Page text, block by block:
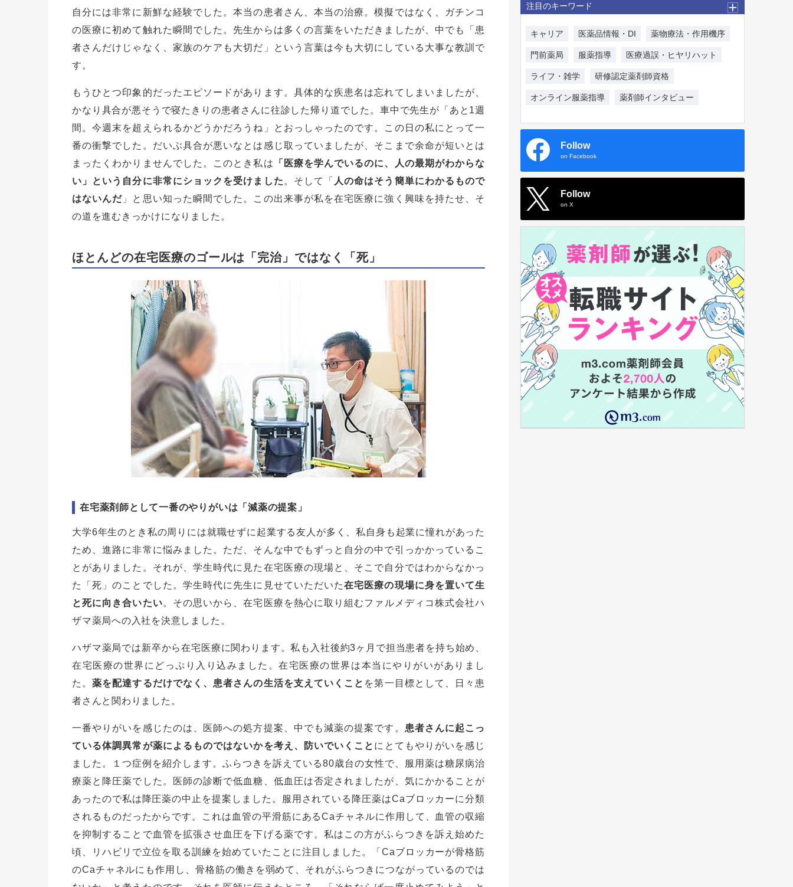
自分には非常に新鮮な経験でした。本当の患者さん、本当の治療。模擬ではなく、ガチンコ
の医療に初めて触れた瞬間でした。先生からは多くの言葉をいただきましたが、中でも「患
者さんだけじゃなく、家族のケアも大切だ」という言葉は今も大切にしている大事な教訓で
す。
もうひとつ印象的だったエピソードがあります。具体的な疾患名は忘れてしまいましたが、
かなり具合が悪そうで寝たきりの患者さんに往診した帰り道でした。車中で先生が「あと1週
間。今週末を超えられるかどうかだろうね」とおっしゃったのです。この日の私にとって一
番の衝撃でした。だいぶ具合が悪いなとは感じ取っていましたが、そこまで余命が短いとは
まったくわかりませんでした。このとき私は 「医療を学んでいるのに、人の最期がわからな
い」という自分に非常にショックを受けました 。そして「 人の命はそう簡単にわかるもので
はないんだ 」と思い知った瞬間でした。この出来事が私を在宅医療に強く興味を持たせ、そ
の道を進むきっかけになりました。
ほとんどの在宅医療のゴールは「完治」ではなく「死」
在宅薬剤師として一番のやりがいは「減薬の提案」
大学6年生のとき私の周りには就職せずに起業する友人が多く、私自身も起業に憧れがあった
ため、進路に非常に悩みました。ただ、そんな中でもずっと自分の中で引っかかっているこ
とがありました。それが、学生時代に見た在宅医療の現場と、そこで自分ではわからなかっ
た「死」のことでした。学生時代に先生に見せていただいた在宅医療の現場に身を置いて生
と死に向き合いたい。その思いから、在宅医療を熱心に取り組むファルメディコ株式会社ハ
ザマ薬局への入社を決意しました。
ハザマ薬局では新卒から在宅医療に関わります。私も入社後約3ヶ月で担当患者を持ち始め、
在宅医療の世界にどっぷり入り込みました。在宅医療の世界は本当にやりがいがありまし
た。薬を配達するだけでなく、患者さんの生活を支えていくこと を第一目標として、日々患
者さんと関わりました。
一番やりがいを感じたのは、医師への処方提案、中でも減薬の提案です。 患者さんに起こっ
ている体調異常が薬によるものではないかを考え、防いでいくこと にとてもやりがいを感じ
ました。１つ症例を紹介します。ふらつきを訴えている80歳台の女性で、服用薬は糖尿病治
療薬と降圧薬でした。医師の診断で低血糖、低血圧は否定されましたが、気にかかることが
あったので私は降圧薬の中止を提案しました。服用されている降圧薬はCaブロッカーに分類
されるものだったからです。これは血管の平滑筋にあるCaチャネルに作用して、血管の収縮
を抑制することで血管を拡張させ血圧を下げる薬です。私はこの方がふらつきを訴え始めた
頃、リハビリで立位を取る訓練を始めていたことに注目しました。「Caブロッカーが骨格筋
のCaチャネルにも作用し、骨格筋の働きを弱めて、それがふらつきにつながっているのでは
注目のキーワード
キャリア 医薬品情報・DI 薬物療法・作用機序
門前薬局 服薬指導 医療過誤・ヒヤリハット
ライフ・雑学 研修認定薬剤師資格
オンライン服薬指導 薬剤師インタビュー
Follow
on Facebook
Follow
on X